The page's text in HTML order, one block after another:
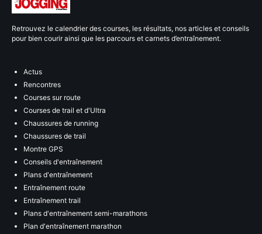
Retrouvez le calendrier des courses, les résultats, nos articles et conseils
pour bien courir ainsi que les parcours et carnets d’entraînement.
Actus
Rencontres
Courses sur route
Courses de trail et d'Ultra
Chaussures de running
Chaussures de trail
Montre GPS
Conseils d'entraînement
Plans d'entraînement
Entraînement route
Entraînement trail
Plans d'entraînement semi-marathons
Plan d'entraînement marathon